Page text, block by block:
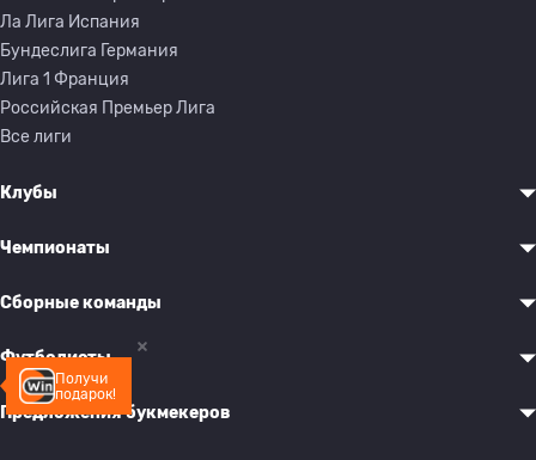
Получи
подарок!
Ла Лига Испания
Бундеслига Германия
Лига 1 Франция
Российская Премьер Лига
Все лиги
Клубы
Чемпионаты
Сборные команды
Футболисты
Предложения букмекеров